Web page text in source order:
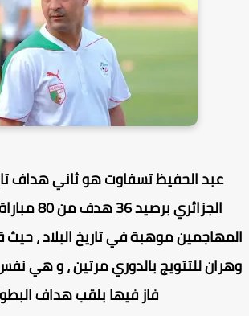
عبد الحفيظ تسفاوت هو ثاني هداف
الجزائري برصيد 36
موهبة في تاريخ البلاد ، حيث
للتتويج بالدوري مرتين ، و هي نفس
فاز فيها بلقب هداف